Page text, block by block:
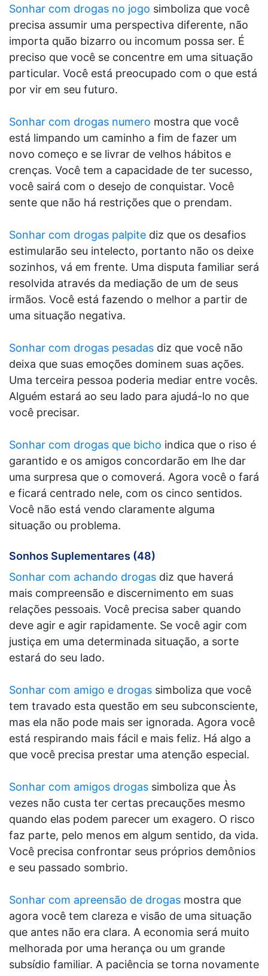
Sonhar com drogas no jogo simboliza que você
precisa assumir uma perspectiva diferente, não
importa quão bizarro ou incomum possa ser. É
preciso que você se concentre em uma situação
particular. Você está preocupado com o que está
por vir em seu futuro.
Sonhar com drogas numero mostra que você
está limpando um caminho a fim de fazer um
novo começo e se livrar de velhos hábitos e
crenças. Você tem a capacidade de ter sucesso,
você sairá com o desejo de conquistar. Você
sente que não há restrições que o prendam.
Sonhar com drogas palpite diz que os desafios
estimularão seu intelecto, portanto não os deixe
sozinhos, vá em frente. Uma disputa familiar será
resolvida através da mediação de um de seus
irmãos. Você está fazendo o melhor a partir de
uma situação negativa.
Sonhar com drogas pesadas diz que você não
deixa que suas emoções dominem suas ações.
Uma terceira pessoa poderia mediar entre vocês.
Alguém estará ao seu lado para ajudá-lo no que
você precisar.
Sonhar com drogas que bicho indica que o riso é
garantido e os amigos concordarão em lhe dar
uma surpresa que o comoverá. Agora você o fará
e ficará centrado nele, com os cinco sentidos.
Você não está vendo claramente alguma
situação ou problema.
Sonhos Suplementares (48)
Sonhar com achando drogas diz que haverá
mais compreensão e discernimento em suas
relações pessoais. Você precisa saber quando
deve agir e agir rapidamente. Se você agir com
justiça em uma determinada situação, a sorte
estará do seu lado.
Sonhar com amigo e drogas simboliza que você
tem travado esta questão em seu subconsciente,
mas ela não pode mais ser ignorada. Agora você
está respirando mais fácil e mais feliz. Há algo a
que você precisa prestar uma atenção especial.
Sonhar com amigos drogas simboliza que Às
vezes não custa ter certas precauções mesmo
quando elas podem parecer um exagero. O risco
faz parte, pelo menos em algum sentido, da vida.
Você precisa confrontar seus próprios demônios
e seu passado sombrio.
Sonhar com apreensão de drogas mostra que
agora você tem clareza e visão de uma situação
que antes não era clara. A economia será muito
melhorada por uma herança ou um grande
subsídio familiar. A paciência se torna novamente